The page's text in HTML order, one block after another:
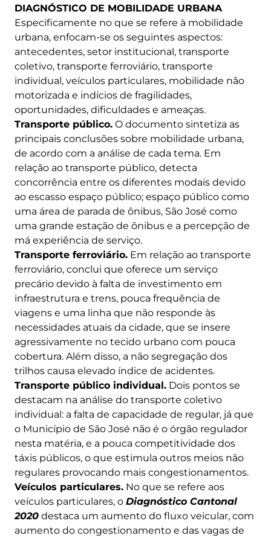
DIAGNÓSTICO DE MOBILIDADE URBANA
Especificamente no que se refere à mobilidade
urbana, enfocam-se os seguintes aspectos:
antecedentes, setor institucional, transporte
coletivo, transporte ferroviário, transporte
individual, veículos particulares, mobilidade não
motorizada e indícios de fragilidades,
oportunidades, dificuldades e ameaças.
Transporte público. O documento sintetiza as
principais conclusões sobre mobilidade urbana,
de acordo com a análise de cada tema. Em
relação ao transporte público, detecta
concorrência entre os diferentes modais devido
ao escasso espaço público; espaço público como
uma área de parada de ônibus, São José como
uma grande estação de ônibus e a percepção de
má experiência de serviço.
Transporte ferroviário. Em relação ao transporte
ferroviário, conclui que oferece um serviço
precário devido à falta de investimento em
infraestrutura e trens, pouca frequência de
viagens e uma linha que não responde às
necessidades atuais da cidade, que se insere
agressivamente no tecido urbano com pouca
cobertura. Além disso, a não segregação dos
trilhos causa elevado índice de acidentes.
Transporte público individual. Dois pontos se
destacam na análise do transporte coletivo
individual: a falta de capacidade de regular, já que
o Município de São José não é o órgão regulador
nesta matéria, e a pouca competitividade dos
táxis públicos, o que estimula outros meios não
regulares provocando mais congestionamentos.
Veículos particulares. No que se refere aos
veículos particulares, o Diagnóstico Cantonal
2020 destaca um aumento do fluxo veicular, com
aumento do congestionamento e das vagas de